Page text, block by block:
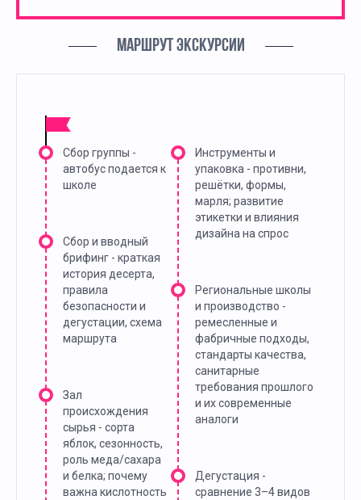
МАРШРУТ ЭКСКУРСИИ
Сбор группы -
автобус подается к
школе
Сбор и вводный
брифинг - краткая
история десерта,
правила
безопасности и
дегустации, схема
маршрута
Зал
происхождения
сырья - сорта
яблок, сезонность,
роль меда/сахара
и белка; почему
важна кислотность
Инструменты и
упаковка - противни,
решётки, формы,
марля; развитие
этикетки и влияния
дизайна на спрос
Региональные школы
и производство -
ремесленные и
фабричные подходы,
стандарты качества,
санитарные
требования прошлого
и их современные
аналоги
Дегустация -
сравнение 3–4 видов